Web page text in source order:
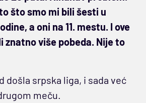
što smo mi bili šesti u
a oni na 11. mestu. I ove
znatno više pobeda. Nije to
došla srpska liga, i sada već
meču.